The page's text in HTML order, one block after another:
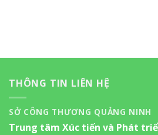
THÔNG TIN LIÊN HỆ
SỞ CÔNG THƯƠNG QUẢNG NINH
Trung tâm Xúc tiến và Phát